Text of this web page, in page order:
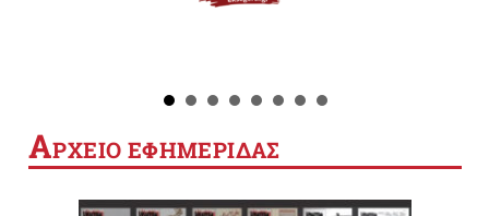
ΑΡΧΕΙΟ ΕΦΗΜΕΡΙΔΑΣ